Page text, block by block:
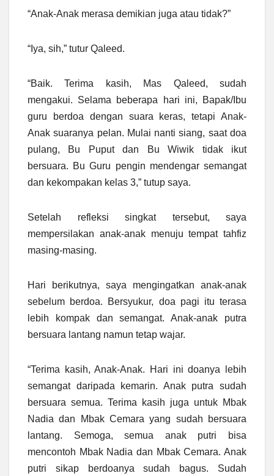
“Anak-Anak merasa demikian juga atau tidak?”
“Iya, sih,” tutur Qaleed.
“Baik. Terima kasih, Mas Qaleed, sudah
mengakui. Selama beberapa hari ini, Bapak/Ibu
guru berdoa dengan suara keras, tetapi Anak-
Anak suaranya pelan. Mulai nanti siang, saat doa
pulang, Bu Puput dan Bu Wiwik tidak ikut
bersuara. Bu Guru pengin mendengar semangat
dan kekompakan kelas 3,” tutup saya.
Setelah refleksi singkat tersebut, saya
mempersilakan anak-anak menuju tempat tahfiz
masing-masing.
Hari berikutnya, saya mengingatkan anak-anak
sebelum berdoa. Bersyukur, doa pagi itu terasa
lebih kompak dan semangat. Anak-anak putra
bersuara lantang namun tetap wajar.
“Terima kasih, Anak-Anak. Hari ini doanya lebih
semangat daripada kemarin. Anak putra sudah
bersuara semua. Terima kasih juga untuk Mbak
Nadia dan Mbak Cemara yang sudah bersuara
lantang. Semoga, semua anak putri bisa
mencontoh Mbak Nadia dan Mbak Cemara. Anak
putri sikap berdoanya sudah bagus. Sudah